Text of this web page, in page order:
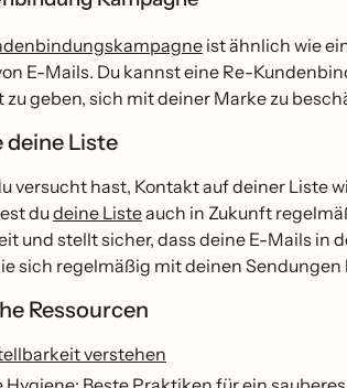
ist ähnlich wie
E-Mails. Du kannst eine Re-
geben, sich mit deiner Marke zu
deine Liste
versucht hast, Kontakt auf deiner Liste
dudeine Listeauch in Zukunft
und stellt sicher, dass deine E-Mails in
sich regelmäßig mit deinen
Ressourcen
verstehen